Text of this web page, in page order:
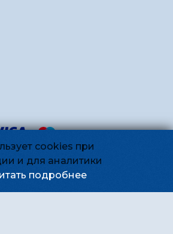
cookies при
и для аналитики
подробнее
team@kinosmena.ru